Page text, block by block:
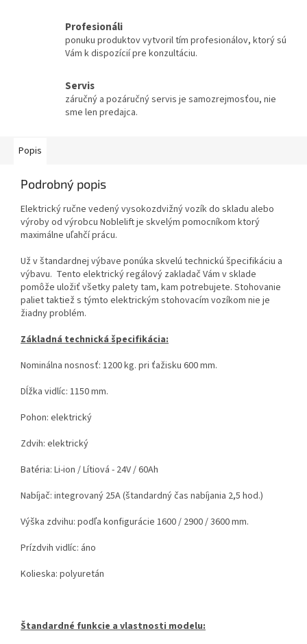
Profesionáli
ponuku produktov vytvoril tím profesionálov, ktorý sú
Vám k dispozícií pre konzultáciu.
Servis
záručný a pozáručný servis je samozrejmosťou, nie
sme len predajca.
Popis
Podrobný popis
Elektrický ručne vedený vysokozdvižný vozík do skladu alebo
výroby od výrobcu Noblelift je skvelým pomocníkom ktorý
maximálne uľahčí prácu.
Už v štandardnej výbave ponúka skvelú technickú špecifikáciu a
výbavu. Tento elektrický regálový zakladač Vám v sklade
pomôže uložiť všetky palety tam, kam potrebujete. Stohovanie
paliet taktiež s týmto elektrickým stohovacím vozíkom nie je
žiadny problém.
Základná technická špecifikácia:
Nominálna nosnosť: 1200 kg. pri ťažisku 600 mm.
Dĺžka vidlíc: 1150 mm.
Pohon: elektrický
Zdvih: elektrický
Batéria: Li-ion / Lítiová - 24V / 60Ah
Nabíjač: integrovaný 25A (štandardný čas nabíjania 2,5 hod.)
Výška zdvihu: podľa konfigurácie 1600 / 2900 / 3600 mm.
Prízdvih vidlíc: áno
Kolieska: polyuretán
Štandardné funkcie a vlastnosti modelu: